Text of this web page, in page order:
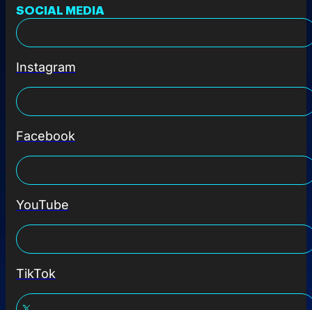
SOCIAL MEDIA
Instagram
Facebook
YouTube
TikTok